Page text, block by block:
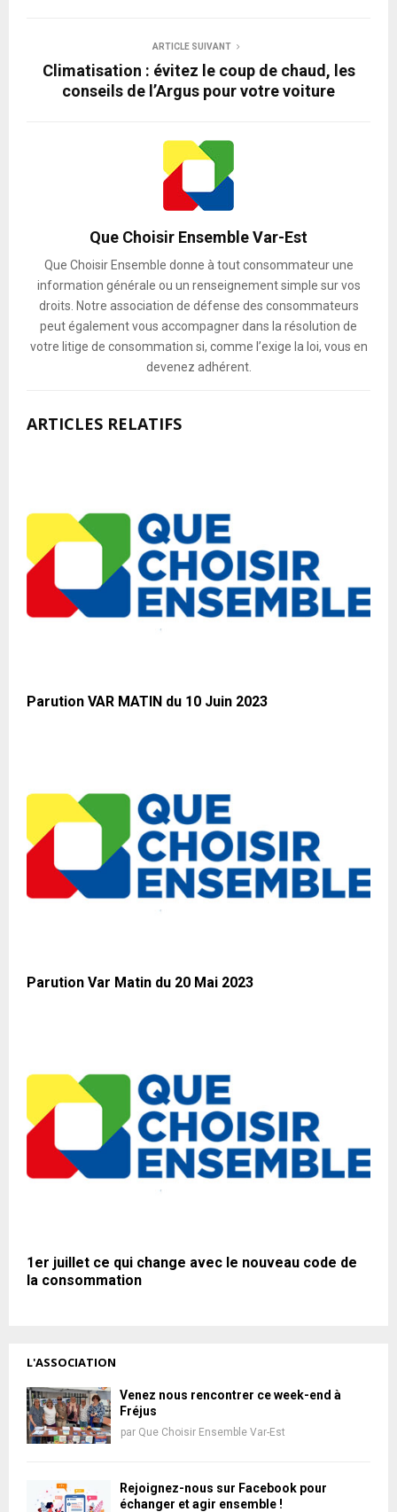
ARTICLE SUIVANT
Climatisation : évitez le coup de chaud, les
conseils de l’Argus pour votre voiture
Que Choisir Ensemble Var-Est
Que Choisir Ensemble donne à tout consommateur une
information générale ou un renseignement simple sur vos
droits. Notre association de défense des consommateurs
peut également vous accompagner dans la résolution de
votre litige de consommation si, comme l’exige la loi, vous en
devenez adhérent.
ARTICLES RELATIFS
Parution VAR MATIN du 10 Juin 2023
Parution Var Matin du 20 Mai 2023
1er juillet ce qui change avec le nouveau code de
la consommation
L'ASSOCIATION
Venez nous rencontrer ce week-end à
Fréjus
par Que Choisir Ensemble Var-Est
Rejoignez-nous sur Facebook pour
échanger et agir ensemble !